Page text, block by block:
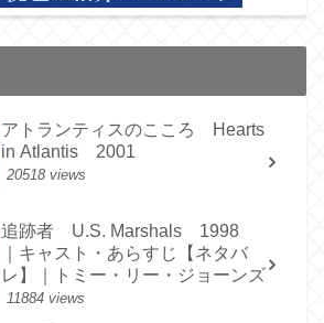
アトランティスのこころ Hearts
in Atlantis 2001
20518 views
追跡者 U.S. Marshals 1998
｜キャスト・あらすじ【ネタバ
レ】｜トミー・リー・ジョーンズ
11884 views